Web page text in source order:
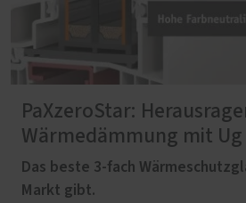
PaXzeroStar:
Wärmedämmung mit Ug
Das beste 3-fach
Markt gibt.